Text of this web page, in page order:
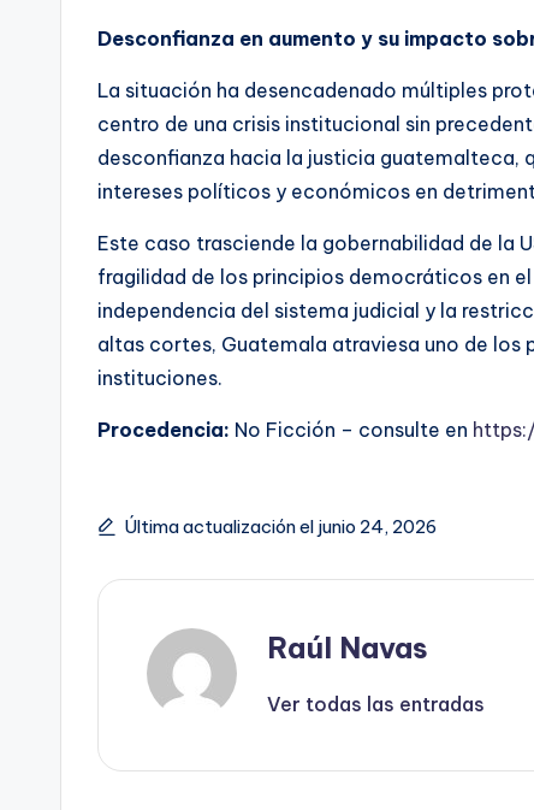
Desconfianza en aumento y su impacto
La situación ha desencadenado múltiples
centro de una crisis institucional sin
desconfianza hacia la justicia
intereses políticos y económicos en
Este caso trasciende la gobernabilidad de la
fragilidad de los principios democráticos en
independencia del sistema judicial y la
altas cortes, Guatemala atraviesa uno de los
instituciones.
Procedencia: No Ficción – consulte en
Última actualización el junio 24, 2026
Raúl Navas
Ver todas las entradas